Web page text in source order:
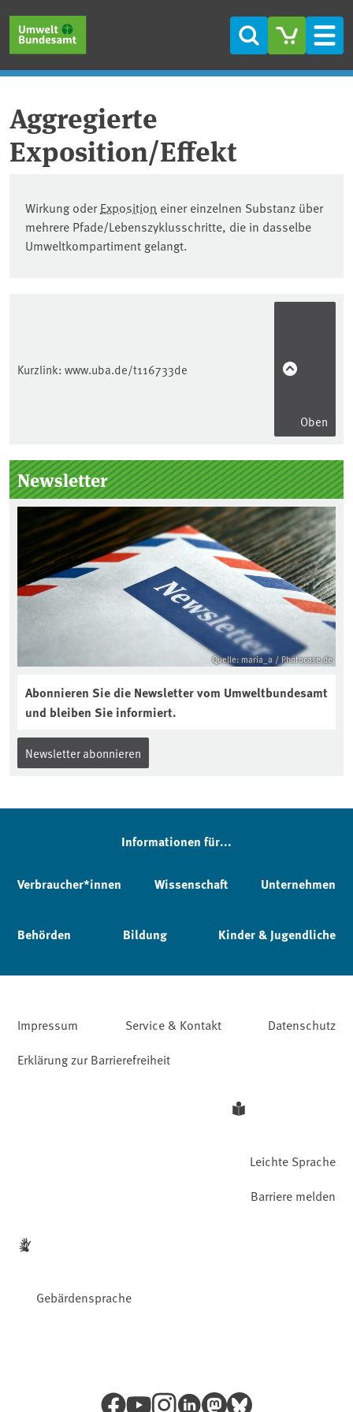
Suche
Aggregierte
Exposition/Effekt
Wirkung oderExposition einer einzelnen Substanz über
mehrere Pfade/Lebenszyklusschritte, die in dasselbe
Umweltkompartiment gelangt.
Kurzlink: www.uba.de/t116733de
Oben
Seitenleiste
Newsletter
Quelle: maria_a / Photocase.de
Abonnieren Sie die Newsletter vom Umweltbundesamt
und bleiben Sie informiert.
Newsletter abonnieren
Informationen für...
Verbraucher*innen Wissenschaft Unternehmen
Behörden Bildung Kinder & Jugendliche
Impressum Service & Kontakt
Datenschutz
Erklärung zur Barrierefreiheit
Leichte Sprache
Gebärdensprache
Barriere melden